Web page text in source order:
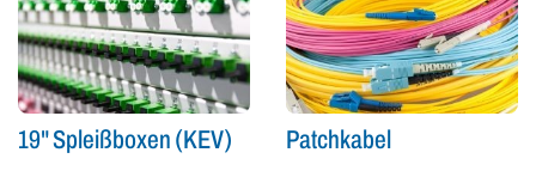
19" Spleißboxen (KEV) Patchkabel